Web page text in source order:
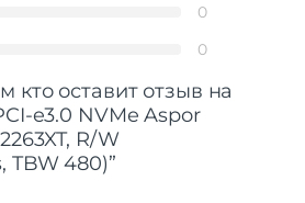
0
0
кто оставит отзыв на
e3.0 NVMe Aspor
R/W
TBW 480)”